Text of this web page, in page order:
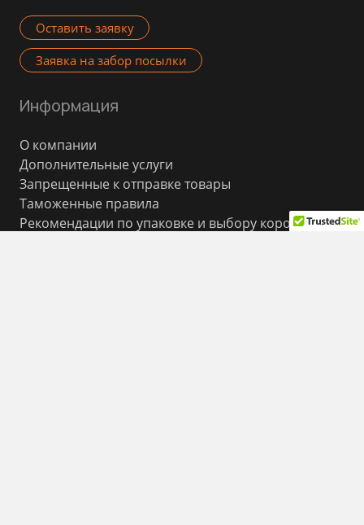
Оставить заявку
Заявка на забор посылки
Информация
О компании
Дополнительные услуги
Запрещенные к отправке товары
Таможенные правила
Рекомендации по упаковке и выбору коробок